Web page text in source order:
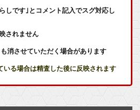
さんっ♪ 他
しです｣とコメント記入でスグ対応し
されません
消させていただく場合があります
いる場合は精査した後に反映されます